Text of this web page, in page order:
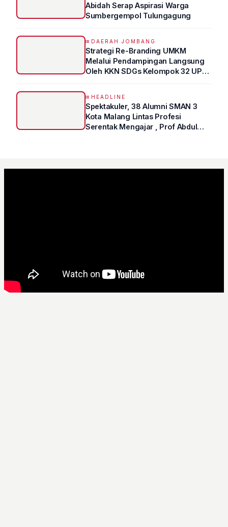
Abidah Serap Aspirasi Warga
Sumbergempol Tulungagung
DAERAH JOMBANG
Strategi Re-Branding UMKM
Melalui Pendampingan Langsung
Oleh KKN SDGs Kelompok 32 UPN
HEADLINE
Spektakuler, 38 Alumni SMAN 3
Kota Malang Lintas Profesi
Serentak Mengajar , Prof Abdul